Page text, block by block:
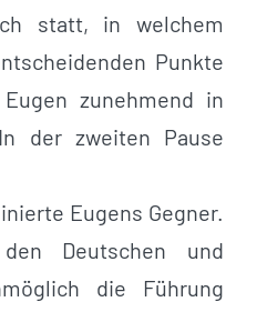
statt, in welchem
Punkte
zunehmend in
der zweiten Pause
Eugens Gegner.
Deutschen und
die Führung